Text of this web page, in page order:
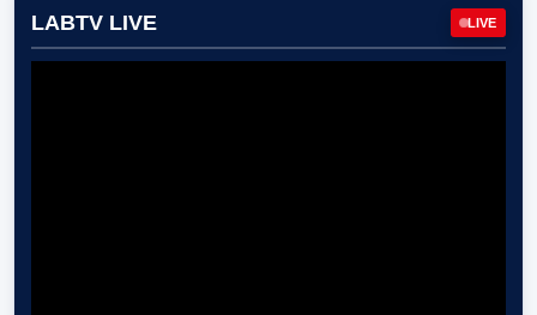
LABTV LIVE LIVE